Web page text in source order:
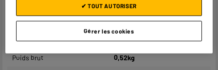
Noir
Dimensions produit H 13 cm x L 20 cm x P 22 cm
Dimensions colis H 35 cm x L 22 cm x P 14 cm
Poids brut 0,52kg
Gérer les cookies
✔ TOUT AUTORISER